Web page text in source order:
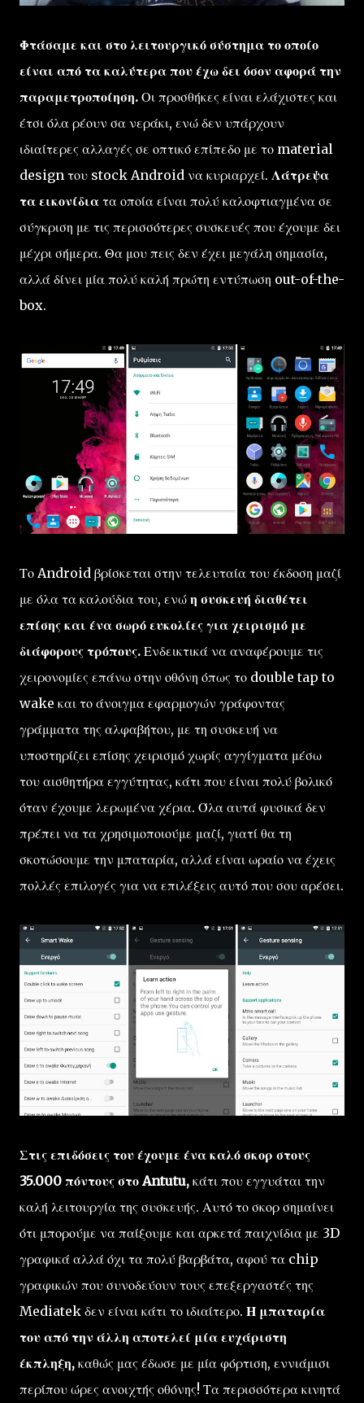
Φτάσαμε και στο λειτουργικό σύστημα το οποίο
είναι από τα καλύτερα που έχω δει όσον αφορά την
παραμετροποίηση. Οι προσθήκες είναι ελάχιστες και
έτσι όλα ρέουν σα νεράκι, ενώ δεν υπάρχουν
ιδιαίτερες αλλαγές σε οπτικό επίπεδο με το material
design του stock Android να κυριαρχεί. Λάτρεψα
τα εικονίδια τα οποία είναι πολύ καλοφτιαγμένα σε
σύγκριση με τις περισσότερες συσκευές που έχουμε δει
μέχρι σήμερα. Θα μου πεις δεν έχει μεγάλη σημασία,
αλλά δίνει μία πολύ καλή πρώτη εντύπωση out-of-the-
box.
Το Android βρίσκεται στην τελευταία του έκδοση μαζί
με όλα τα καλούδια του, ενώ η συσκευή διαθέτει
επίσης και ένα σωρό ευκολίες για χειρισμό με
διάφορους τρόπους. Ενδεικτικά να αναφέρουμε τις
χειρονομίες επάνω στην οθόνη όπως το double tap to
wake και το άνοιγμα εφαρμογών γράφοντας
γράμματα της αλφαβήτου, με τη συσκευή να
υποστηρίζει επίσης χειρισμό χωρίς αγγίγματα μέσω
του αισθητήρα εγγύτητας, κάτι που είναι πολύ βολικό
όταν έχουμε λερωμένα χέρια. Όλα αυτά φυσικά δεν
πρέπει να τα χρησιμοποιούμε μαζί, γιατί θα τη
σκοτώσουμε την μπαταρία, αλλά είναι ωραίο να έχεις
πολλές επιλογές για να επιλέξεις αυτό που σου αρέσει.
Στις επιδόσεις του έχουμε ένα καλό σκορ στους
35.000 πόντους στο Antutu, κάτι που εγγυάται την
καλή λειτουργία της συσκευής. Αυτό το σκορ σημαίνει
ότι μπορούμε να παίξουμε και αρκετά παιχνίδια με 3D
γραφικά αλλά όχι τα πολύ βαρβάτα, αφού τα chip
γραφικών που συνοδεύουν τους επεξεργαστές της
Mediatek δεν είναι κάτι το ιδιαίτερο. Η μπαταρία
του από την άλλη αποτελεί μία ευχάριστη
έκπληξη, καθώς μας έδωσε με μία φόρτιση, εννιάμισι
περίπου ώρες ανοιχτής οθόνης! Τα περισσότερα κινητά